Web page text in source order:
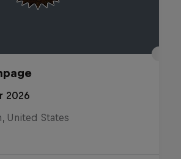
2026
United States